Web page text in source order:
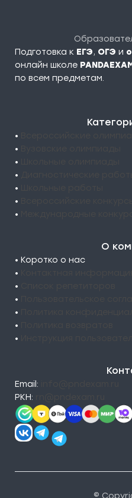
Подготовка к ЕГЭ, ОГЭ и
онлайн школе
по всем предметам.
•
•
•
•
•
•
•
О
• Коротко о нас
•
•
•
•
•
•
Email:
РКН:
©